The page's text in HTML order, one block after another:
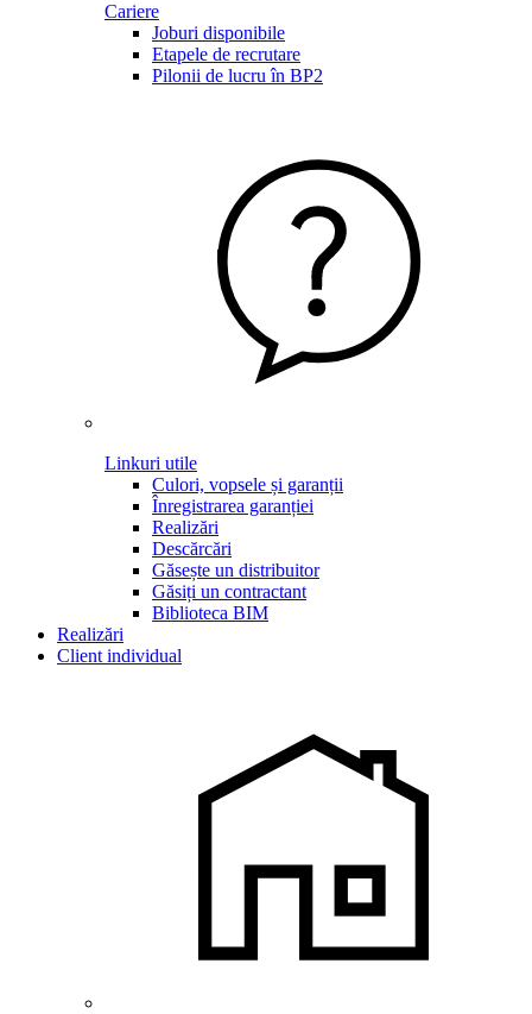
Cariere
Joburi disponibile
Etapele de recrutare
Pilonii de lucru în BP2
Linkuri utile
Culori, vopsele și garanții
Înregistrarea garanției
Realizări
Descărcări
Găsește un distribuitor
Găsiți un contractant
Biblioteca BIM
Realizări
Client individual